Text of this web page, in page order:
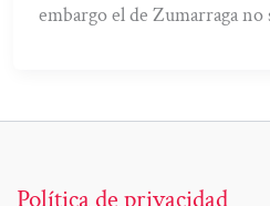
embargo el de Zumarraga
Política de privacidad